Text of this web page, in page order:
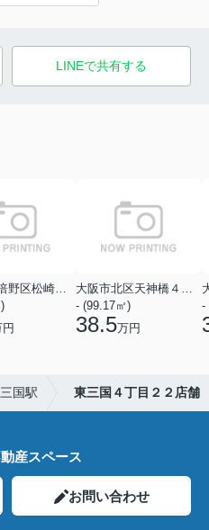
LINEで共有する
大阪市阿倍野区松崎町１丁目
大阪市北区天神橋４丁目
- (99.17㎡)
38.5万円
-
国駅 東三国４丁目２２店舗
産スペース
お問い合わせ